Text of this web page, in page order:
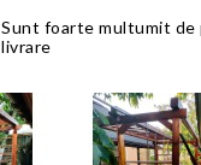
Sunt foarte multumit de
livrare